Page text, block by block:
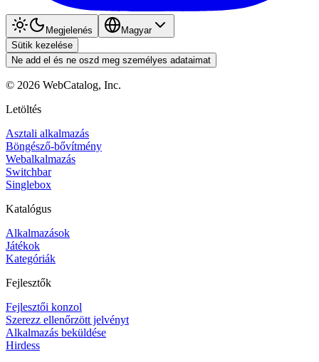
Megjelenés
Magyar
Sütik kezelése
Ne add el és ne oszd meg személyes adataimat
© 2026 WebCatalog, Inc.
Letöltés
Asztali alkalmazás
Böngésző-bővítmény
Webalkalmazás
Switchbar
Singlebox
Katalógus
Alkalmazások
Játékok
Kategóriák
Fejlesztők
Fejlesztői konzol
Szerezz ellenőrzött jelvényt
Alkalmazás beküldése
Hirdess